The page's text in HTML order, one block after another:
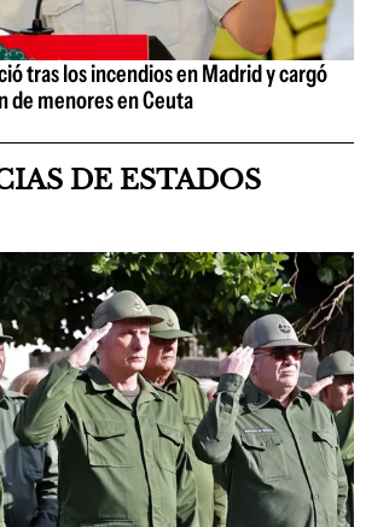
tras los incendios en Madrid y cargó
de menores en Ceuta
DE ESTADOS